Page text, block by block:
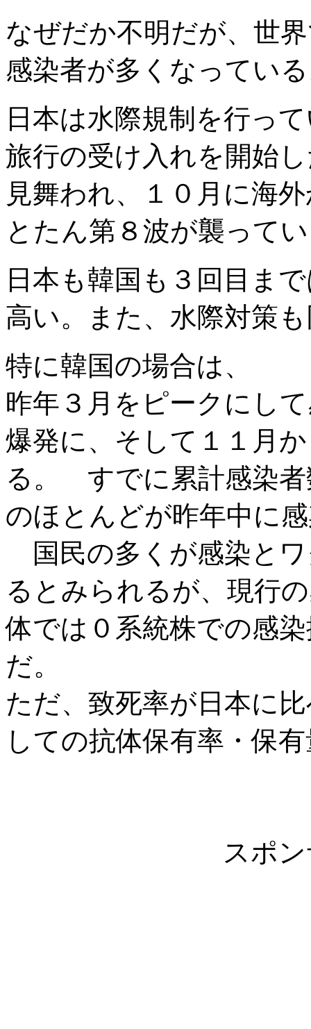
なぜだか不明だが、世
感染者が多くなってい
日本は水際規制を行っ
旅行の受け入れを開始
見舞われ、１０月に海
とたん第８波が襲って
日本も韓国も３回目ま
高い。また、水際対策
特に韓国の場合は、
昨年３月をピークにし
爆発に、そして１１月
る。 すでに累計感染者
のほとんどが昨年中に
国民の多くが感染と
るとみられるが、現行
体では０系統株での感
だ。
ただ、致死率が日本に
しての抗体保有率・保
スポ